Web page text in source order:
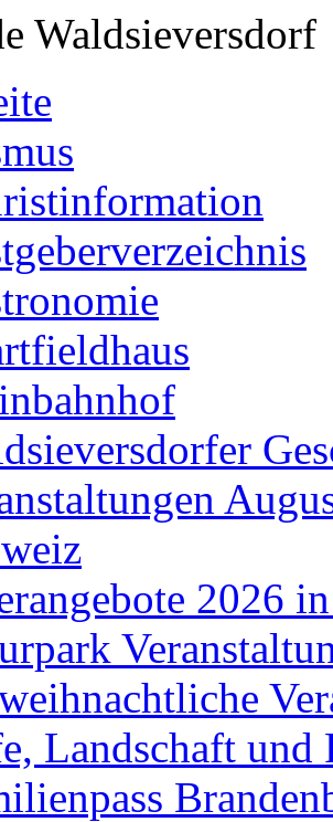
Waldsieversdorf
2026
Landschaft und